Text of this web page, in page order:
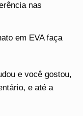
nas
em EVA faça
e você gostou,
e até a